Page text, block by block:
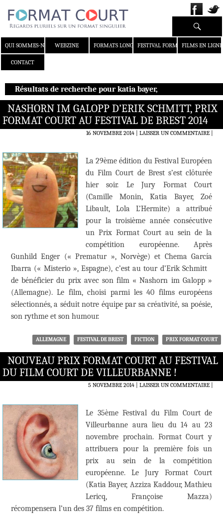
QUI SOMMES-NOUS ?WEBZINE FORMATS LONGS FESTIVAL FORMAT COURT
FILMS EN LIGNE
CONTACT
Recherche
Résultats de recherche pour katia bayer,
NASHORN IM GALOPP D’ERIK SCHMITT, PRIX
FORMAT COURT AU FESTIVAL DE BREST 2014
16 NOVEMBRE 2014 LAISSER UN COMMENTAIRE|
La 29ème édition du Festival Européen
du Film Court de Brest s’est clôturée
hier soir. Le Jury Format Court
(Camille Monin, Katia Bayer, Zoé
Libault, Lola L’Hermite) a attribué
pour la troisième année consécutive
un Prix Format Court au sein de la
compétition européenne. Après
Gunhild Enger (« Prematur », Norvège) et Chema García
Ibarra (« Misterio », Espagne), c’est au tour d’Erik Schmitt
de bénéficier du prix avec son film « Nashorn im Galopp »
(Allemagne). Le film, choisi parmi les 40 films européens
sélectionnés, a séduit notre équipe par sa créativité, sa poésie,
son rythme et son humour.
ALLEMAGNE FESTIVAL DE BREST FICTION PRIX FORMAT COURT
NOUVEAU PRIX FORMAT COURT AU FESTIVAL
DU FILM COURT DE VILLEURBANNE !
5 NOVEMBRE 2014 LAISSER UN COMMENTAIRE|
Le 35ème Festival du Film Court de
Villeurbanne aura lieu du 14 au 23
novembre prochain. Format Court y
attribuera pour la première fois un
prix au sein de la compétition
européenne. Le Jury Format Court
(Katia Bayer, Azziza Kaddour, Mathieu
Lericq, Françoise Mazza)
récompensera l’un des 37 films en compétition.